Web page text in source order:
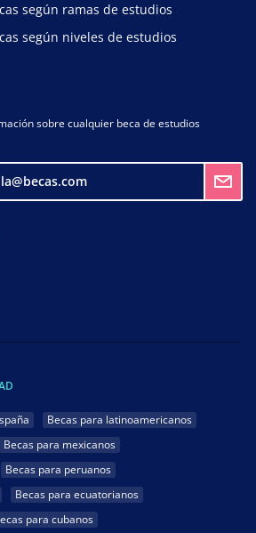
según ramas de estudios
según niveles de estudios
sobre cualquier beca de estudios
Becas para latinoamericanos
Becas para mexicanos
Becas para peruanos
Becas para ecuatorianos
para cubanos